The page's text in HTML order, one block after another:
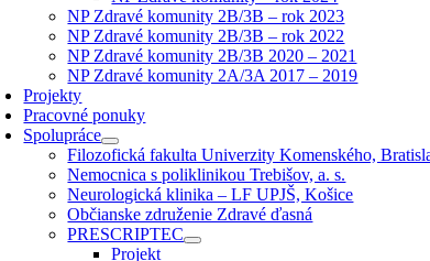
NP Zdravé komunity 2B/3B – rok 2023
NP Zdravé komunity 2B/3B – rok 2022
NP Zdravé komunity 2B/3B 2020 – 2021
NP Zdravé komunity 2A/3A 2017 – 2019
Projekty
Pracovné ponuky
Spolupráce
Filozofická fakulta Univerzity Komenského,
Nemocnica s poliklinikou Trebišov, a. s.
Neurologická klinika – LF UPJŠ, Košice
Občianske združenie Zdravé ďasná
PRESCRIPTEC
Projekt